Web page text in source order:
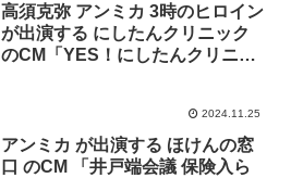
高須克弥 アンミカ 3時のヒロイン
が出演する にしたんクリニック
のCM「YES！にしたんクリニッ
2024.11.25
アンミカ が出演する ほけんの窓
口 のCM 「井戸端会議 保険入ら